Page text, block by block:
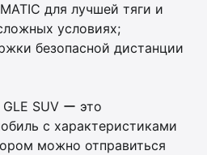
для лучшей тяги и
условиях;
безопасной дистанции
SUV ー это
с характеристиками
можно отправиться